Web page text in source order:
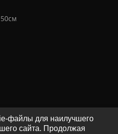
файлы для наилучшего
сайта. Продолжая